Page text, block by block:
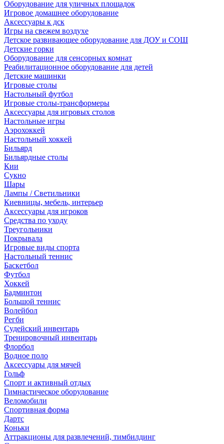
Оборудование для уличных площадок
Игровое домашнее оборудование
Аксессуары к дск
Игры на свежем воздухе
Детское развивающее оборудование для ДОУ и СОШ
Детские горки
Оборудование для сенсорных комнат
Реабилитационное оборудование для детей
Детские машинки
Игровые столы
Настольный футбол
Игровые столы-трансформеры
Аксессуары для игровых столов
Настольные игры
Аэрохоккей
Настольный хоккей
Бильярд
Бильярдные столы
Кии
Сукно
Шары
Лампы / Светильники
Киевницы, мебель, интерьер
Аксессуары для игроков
Средства по уходу
Треугольники
Покрывала
Игровые виды спорта
Настольный теннис
Баскетбол
Футбол
Хоккей
Бадминтон
Большой теннис
Волейбол
Регби
Судейский инвентарь
Тренировочный инвентарь
Флорбол
Водное поло
Аксессуары для мячей
Гольф
Спорт и активный отдых
Гимнастическое оборудование
Веломобили
Спортивная форма
Дартс
Коньки
Аттракционы для развлечений, тимбилдинг